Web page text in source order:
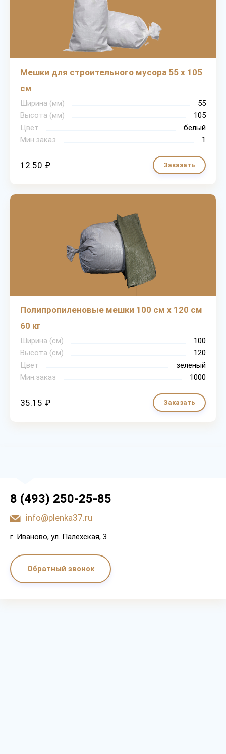
Мешки для строительного мусора 55 х 105
см
Ширина (мм)
55
Высота (мм)
105
Цвет
белый
Мин.заказ
1
12.50 ₽ Заказать
Полипропиленовые мешки 100 см х 120 см
60 кг
Ширина (см)
100
Высота (см)
120
Цвет
зеленый
Мин.заказ
1000
35.15 ₽ Заказать
8 (493) 250-25-85
info@plenka37.ru
г. Иваново, ул. Палехская, 3
Обратный звонок